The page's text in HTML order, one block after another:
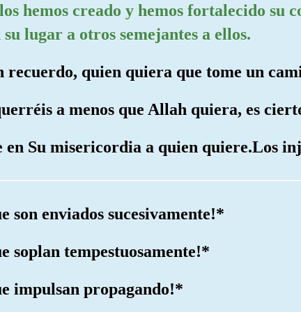
hemos creado y hemos fortalecido su
lugar a otros semejantes a ellos.
recuerdo, quien quiera que tome un
a menos que Allah quiera, es
en Su misericordia a quien quiere.Los
son enviados sucesivamente!*
soplan tempestuosamente!*
impulsan propagando!*